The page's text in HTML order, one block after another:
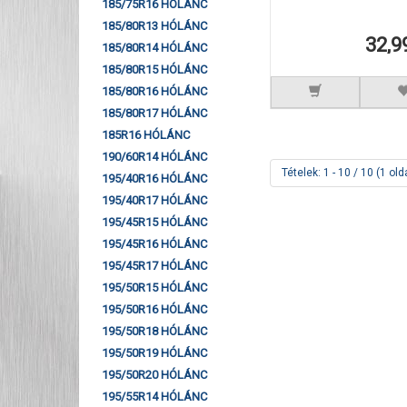
185/75R16 HÓLÁNC
185/80R13 HÓLÁNC
185/80R14 HÓLÁNC
185/80R15 HÓLÁNC
185/80R16 HÓLÁNC
185/80R17 HÓLÁNC
185R16 HÓLÁNC
190/60R14 HÓLÁNC
195/40R16 HÓLÁNC
195/40R17 HÓLÁNC
195/45R15 HÓLÁNC
195/45R16 HÓLÁNC
195/45R17 HÓLÁNC
195/50R15 HÓLÁNC
195/50R16 HÓLÁNC
195/50R18 HÓLÁNC
195/50R19 HÓLÁNC
195/50R20 HÓLÁNC
195/55R14 HÓLÁNC
Tételek: 1 - 10 / 10 (1